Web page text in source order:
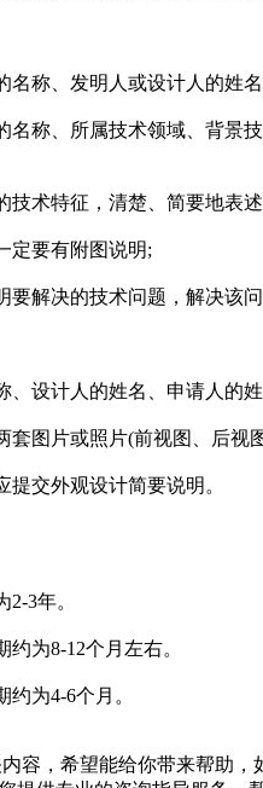
名称、发明人或设计人的姓
名称、所属技术领域、背景
技术特征，清楚、简要地表
定要有附图说明;
要解决的技术问题，解决该
、设计人的姓名、申请人的
套图片或照片(前视图、后
交外观设计简要说明。
3年。
为8-12个月左右。
为4-6个月。
容，希望能给你带来帮助